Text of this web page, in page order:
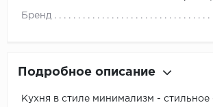
Бренд
Подробное описание
Кухня в стиле минимализм - стильное